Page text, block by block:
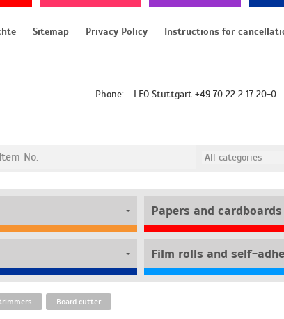
Sitemap Privacy Policy
Phone: LEO Stuttgart +49 70 22 2 17 20-0
Papers and cardboards
Board cutter